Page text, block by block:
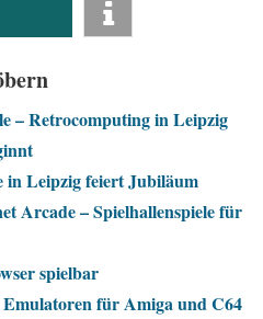
– Retrocomputing in Leipzig
in Leipzig feiert Jubiläum
Arcade – Spielhallenspiele für
spielbar
Emulatoren für Amiga und C64